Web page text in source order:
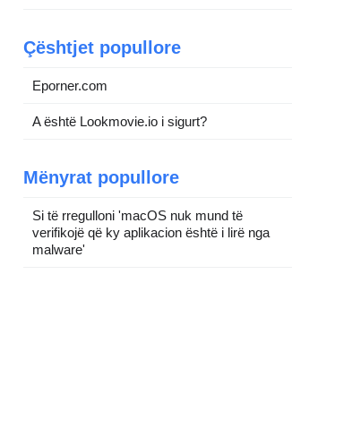
Çështjet popullore
Eporner.com
A është Lookmovie.io i sigurt?
Mënyrat popullore
Si të rregulloni 'macOS nuk mund të
verifikojë që ky aplikacion është i lirë nga
malware'